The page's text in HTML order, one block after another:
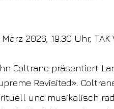
2026, 19.30 Uhr, TAK
Coltrane präsentiert
Revisited».
und musikalisch